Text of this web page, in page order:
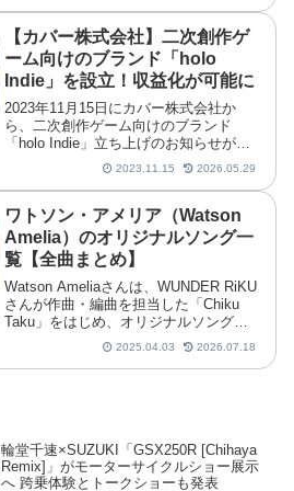
【カバー株式会社】二次創作ゲ
ーム向けのブランド「holo
Indie」を設立！収益化が可能に
2023年11月15日にカバー株式会社か
ら、二次創作ゲーム向けのブランド
「holo Indie」立ち上げのお知らせがあ
りました。これに伴い二次創作ガイドラ
インの改訂・追加が行われ、「holo
Indie」を用いた二次創作ゲームであれ
ば有料配布が可能となっています。
2023.11.15 2026.05.29
ワトソン・アメリア（Watson
Amelia）のオリジナルソング一
覧【全曲まとめ】
Watson Ameliaさんは、WUNDER RiKU
さんが作曲・編曲を担当した「Chiku
Taku」をはじめ、オリジナルソングを
リリースしてきました。また「hololive
English -Myth-」として「ReUnion」や
「T
2025.04.03 2026.07.18
輪堂千速×SUZUKI「GSX250R [Chihaya
Remix]」がモーターサイクルショー展示
へ 跨乗体験とトークショーも発表